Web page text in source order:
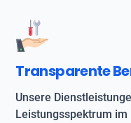
Transparente
Unsere
Leistungsspektrum